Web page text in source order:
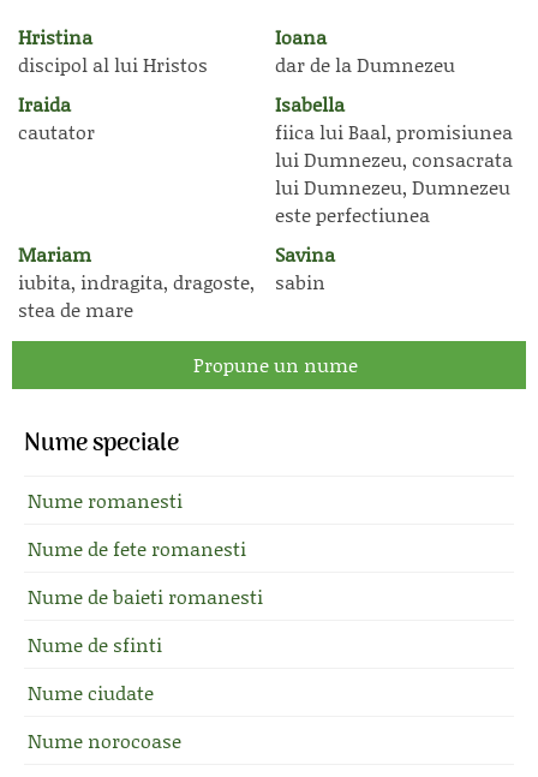
Hristina
discipol al lui Hristos
Ioana
dar de la Dumnezeu
Iraida
cautator
Isabella
fiica lui Baal, promisiunea
lui Dumnezeu, consacrata
lui Dumnezeu, Dumnezeu
este perfectiunea
Mariam
iubita, indragita, dragoste,
stea de mare
Savina
sabin
Propune un nume
Nume speciale
Nume romanesti
Nume de fete romanesti
Nume de baieti romanesti
Nume de sfinti
Nume ciudate
Nume norocoase